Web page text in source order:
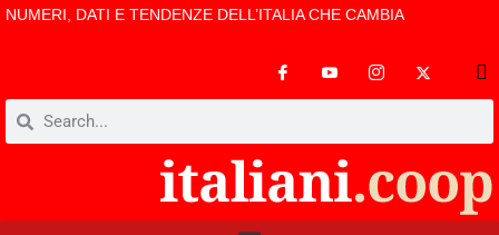
NUMERI, DATI E TENDENZE DELL’ITALIA CHE CAMBIA